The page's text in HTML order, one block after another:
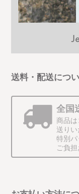
送料・配送につ
全国
商品
送りい
特別
ご負担